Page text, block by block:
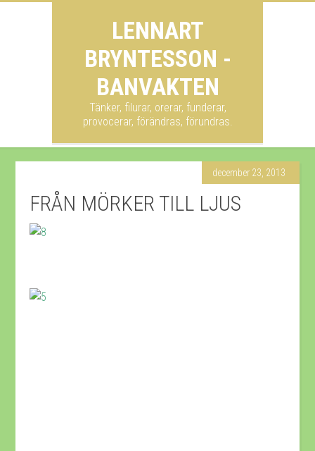
LENNART
BRYNTESSON -
BANVAKTEN
Tänker, filurar, orerar, funderar,
provocerar, förändras, förundras.
december 23, 2013
FRÅN MÖRKER TILL LJUS